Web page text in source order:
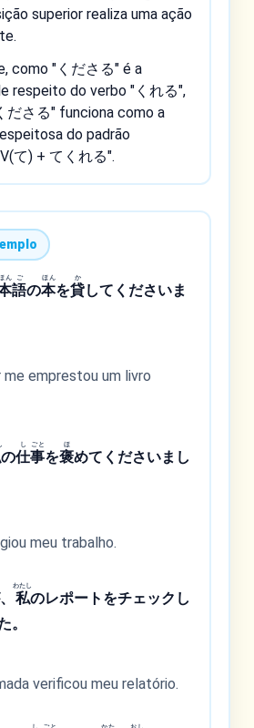
superior realiza uma ação
como "くださる" é a
respeito do verbo "くれる",
ださる" funciona como a
do padrão
て) + てくれる".
ん
語
ご
の本
ほん
を貸
か
してくださいま
emprestou um livro
の仕
し
事
ごと
を褒
ほ
めてくださいまし
meu trabalho.
私
わたし
のレポートをチェックし
。
verificou meu relatório.
し ごと かた おし